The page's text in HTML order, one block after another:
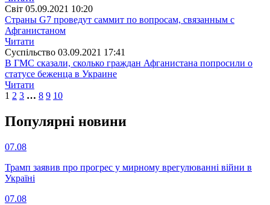
Свiт 05.09.2021 10:20
Страны G7 проведут саммит по вопросам, связанным с
Афганистаном
Читати
Суспiльство 03.09.2021 17:41
В ГМС сказали, сколько граждан Афганистана попросили о
статусе беженца в Украине
Читати
1 2 3 … 8 9 10
Популярнi новини
07.08
Трамп заявив про прогрес у мирному врегулюванні війни в
Україні
07.08